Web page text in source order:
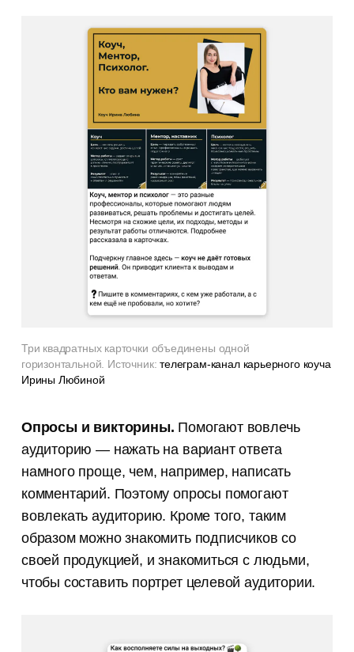
Три квадратных карточки объединены одной
горизонтальной. Источник:телеграм-канал карьерного коуча
Ирины Любиной
Опросы и викторины. Помогают вовлечь
аудиторию — нажать на вариант ответа
намного проще, чем, например, написать
комментарий. Поэтому опросы помогают
вовлекать аудиторию. Кроме того, таким
образом можно знакомить подписчиков со
своей продукцией, и знакомиться с людьми,
чтобы составить портрет целевой аудитории.
и редакторов
Истории из практики, советы
и лайфхаки, которые мы нажили
за 8 лет работы контент-агентства